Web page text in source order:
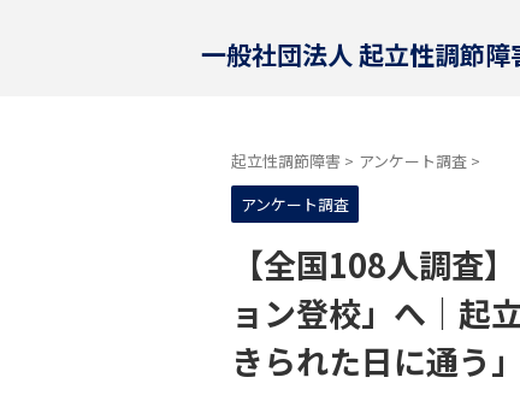
一般社団法人 起立性調節障
起立性調節障害 > アンケート調査 >
アンケート調査
【全国108人調査
ョン登校」へ｜起
きられた日に通う